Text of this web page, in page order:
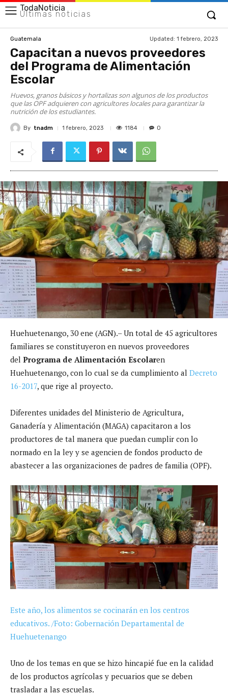
TodaNoticia
Últimas noticias
Guatemala Updated: 1 febrero, 2023
Capacitan a nuevos proveedores
del Programa de Alimentación
Escolar
Huevos, granos básicos y hortalizas son algunos de los productos
que las OPF adquieren con agricultores locales para garantizar la
nutrición de los estudiantes.
By tnadm 1 febrero, 2023 1184 0
Huehuetenango, 30 ene (AGN).– Un total de 45 agricultores
familiares se constituyeron en nuevos proveedores
del Programa de Alimentación Escolaren
Huehuetenango, con lo cual se da cumplimiento al Decreto
16-2017, que rige al proyecto.
Diferentes unidades del Ministerio de Agricultura,
Ganadería y Alimentación (MAGA) capacitaron a los
productores de tal manera que puedan cumplir con lo
normado en la ley y se agencien de fondos producto de
abastecer a las organizaciones de padres de familia (OPF).
Este año, los alimentos se cocinarán en los centros
educativos. /Foto: Gobernación Departamental de
Huehuetenango
Uno de los temas en que se hizo hincapié fue en la calidad
de los productos agrícolas y pecuarios que se deben
trasladar a las escuelas.